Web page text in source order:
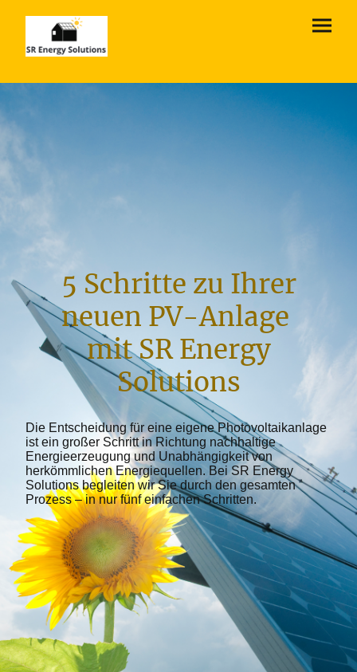
5 Schritte zu Ihrer
neuen PV-Anlage
mit SR Energy
Solutions
Die Entscheidung für eine eigene Photovoltaikanlage
ist ein großer Schritt in Richtung nachhaltige
Energieerzeugung und Unabhängigkeit von
herkömmlichen Energiequellen. Bei SR Energy
Solutions begleiten wir Sie durch den gesamten
Prozess – in nur fünf einfachen Schritten.